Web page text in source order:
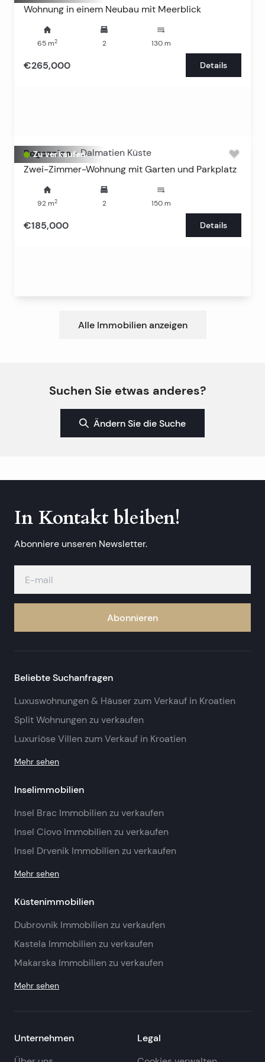
Wohnung in einem Neubau mit Meerblick
65 m2 2 130m
€265,000 Details
Zu verkaufen
Rogoznica - Dalmatien Küste
Zwei-Zimmer-Wohnung mit Garten und Parkplatz
92 m2 2 150m
€185,000 Details
Alle Immobilien anzeigen
Suchen Sie etwas anderes?
Ändern Sie die Suche
In Kontakt bleiben!
Abonniere unseren Newsletter.
Abonnieren
Beliebte Suchanfragen
Luxuswohnungen & Häuser zum Verkauf in Kroatien
Split Wohnungen zu verkaufen
Luxuriöse Villen zum Verkauf in Kroatien
Mehr sehen
Inselimmobilien
Insel Brac Immobilien zu verkaufen
Insel Ciovo Immobilien zu verkaufen
Insel Drvenik Immobilien zu verkaufen
Mehr sehen
Küstenimmobilien
Dubrovnik Immobilien zu verkaufen
Kastela Immobilien zu verkaufen
Makarska Immobilien zu verkaufen
Mehr sehen
Unternehmen Legal